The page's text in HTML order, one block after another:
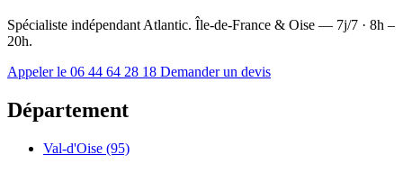
Spécialiste indépendant Atlantic. Île-de-France & Oise — 7j/7 · 8h –
20h.
Appeler le 06 44 64 28 18 Demander un devis
Département
Val-d'Oise (95)